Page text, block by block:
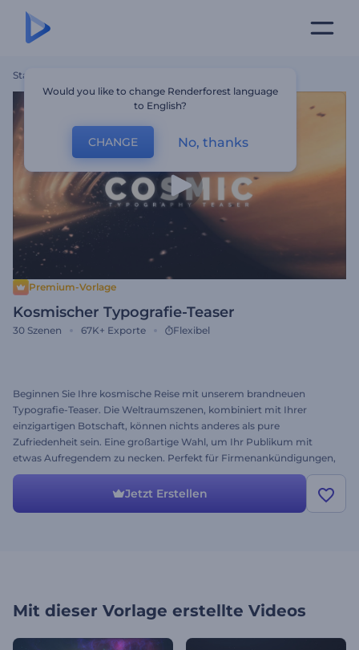
Startseite
Premium-Vorlage
Kosmischer Typografie-Teaser
30 Szenen 67K+ Exporte Flexibel
Beginnen Sie Ihre kosmische Reise mit unserem brandneuen
Typografie-Teaser. Die Weltraumszenen, kombiniert mit Ihrer
einzigartigen Botschaft, können nichts anderes als pure
Zufriedenheit sein. Eine großartige Wahl, um Ihr Publikum mit
etwas Aufregendem zu necken. Perfekt für Firmenankündigungen,
TV-Spots, Filmtrailer und vieles mehr. Wählen Sie die gewünschten
Szenen aus, fügen Sie Ihren Text hinzu, wählen Sie ein episches
Musikstück aus und laden Sie Ihr einzigartiges Video herunter!
Jetzt Erstellen
Mit dieser Vorlage erstellte Videos
Would you like to change Renderforest language
to English?
CHANGE No, thanks